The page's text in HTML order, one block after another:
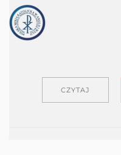
CZYTAJ